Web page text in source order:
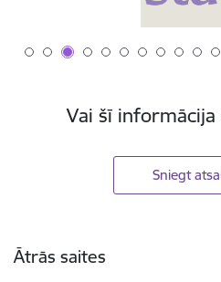
Vai šī
Sniegt
Ātrās saites